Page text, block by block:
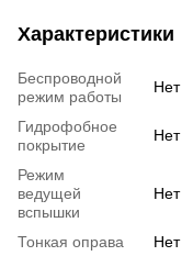
Характеристики
Беспроводной
режим работы
Нет
Гидрофобное
покрытие
Нет
Режим
ведущей
вспышки
Нет
Тонкая оправа
Нет